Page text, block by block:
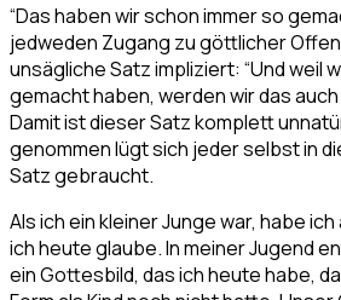
“Das haben wir schon immer so
jedweden Zugang zu göttlicher
unsägliche Satz impliziert: “Und weil
gemacht haben, werden wir das
Damit ist dieser Satz komplett
genommen lügt sich jeder selbst in
Satz gebraucht.
Als ich ein kleiner Junge war, habe
ich heute glaube. In meiner Jugend
ein Gottesbild, das ich heute habe,